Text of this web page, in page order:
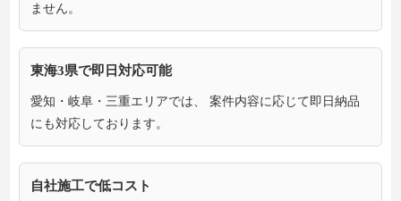
ません。
東海3県で即日対応可能
愛知・岐阜・三重エリアでは、 案件内容に応じて即日納品
にも対応しております。
自社施工で低コスト